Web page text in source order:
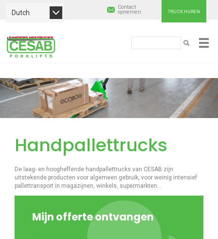
Overslaan
en
naar
Dutch TRUCK HUREN
Contact
opnemen
ZOEKEN
Cesab
Material
Handling
Europe
Handpallettrucks
De laag- en hoogheffende handpallettrucks van CESAB zijn
uitstekende producten voor algemeen gebruik, voor weinig intensief
pallettransport in magazijnen, winkels, supermarkten…
Mijn offerte ontvangen